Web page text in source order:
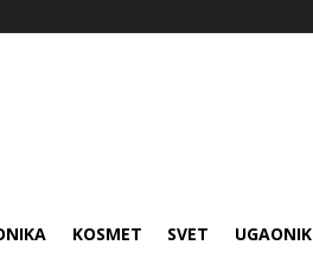
KOSMET SVET UGAONIK